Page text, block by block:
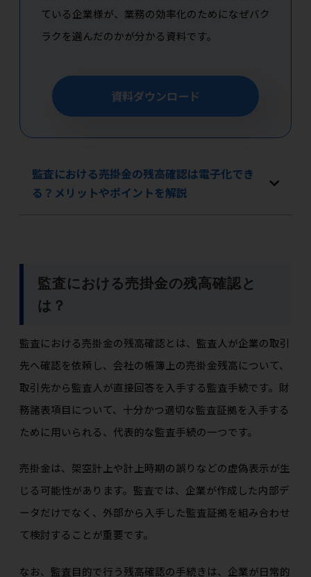
ている企業様が、業務の効率化のためになぜバク
ラクを選んだのかが分かる資料です。
資料ダウンロード
監査における売掛金の残高確認は電子化でき
る？メリットやポイントを解説
監査における売掛金の残高確認と
は？
監査における売掛金の残高確認とは、監査人が企業の取引
先へ確認を依頼し、会社の帳簿上の売掛金残高について、
取引先から監査人が直接回答を入手する監査手続です。財
務諸表項目について、十分かつ適切な監査証拠を入手する
ために用いられる、代表的な監査手続の一つです。
売掛金は、架空計上や計上時期の誤りなどの虚偽表示が生
じる可能性があります。監査では、企業が作成した内部デ
ータだけでなく、外部から入手した監査証拠を組み合わせ
て検討することが重要です。
なお、監査目的で行う残高確認の手続きは、企業が日常的